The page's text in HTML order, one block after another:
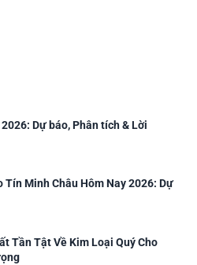
Dự báo, Phân tích & Lời
Tín Minh Châu Hôm Nay 2026: Dự
Tần Tật Về Kim Loại Quý Cho